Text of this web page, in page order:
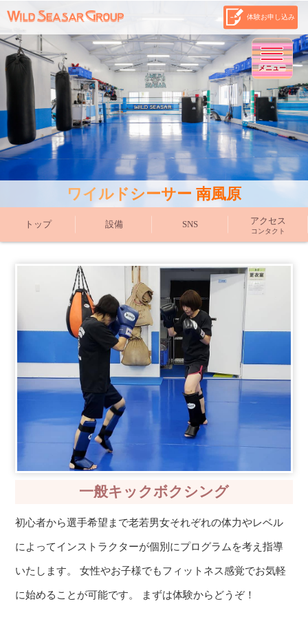
体験お申し込み
メニュー
ワイルドシーサー 南風原
トップ 設備 SNS アクセス
コンタクト
一般キックボクシング
初心者から選手希望まで老若男女それぞれの体力やレベル
によってインストラクターが個別にプログラムを考え指導
いたします。 女性やお子様でもフィットネス感覚でお気軽
に始めることが可能です。 まずは体験からどうぞ！